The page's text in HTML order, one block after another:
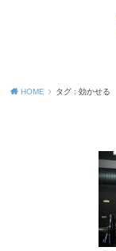
HOME タグ : 効かせる